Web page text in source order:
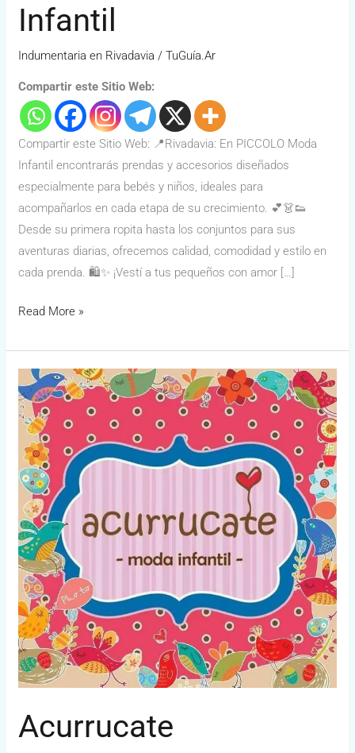
Infantil
Indumentaria en Rivadavia /TuGuía.Ar
Compartir este Sitio Web:
Compartir este Sitio Web: 📍Rivadavia: En PICCOLO Moda
Infantil encontrarás prendas y accesorios diseñados
especialmente para bebés y niños, ideales para
acompañarlos en cada etapa de su crecimiento. 💕👗👟
Desde su primera ropita hasta los conjuntos para sus
aventuras diarias, ofrecemos calidad, comodidad y estilo en
cada prenda. 🛍️✨ ¡Vestí a tus pequeños con amor […]
Read More »
Acurrucate
Acurrucate